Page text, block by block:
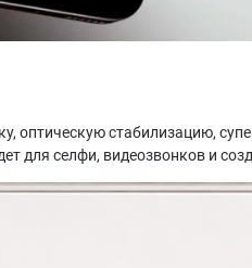
стабилизацию,
селфи, видеозвонков и